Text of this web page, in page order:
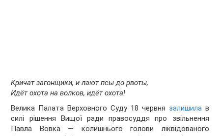
Кричат загонщики, и лают псы до рвоты,
Идёт охота на волков, идёт охота!
Велика Палата Верховного Суду 18 червня залишилав
силі рішення Вищої ради правосуддя про звільнення
Павла Вовка — колишнього голови ліквідованого